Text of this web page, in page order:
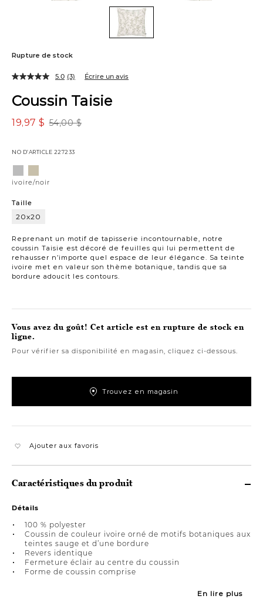
Rupture de stock
Coussin Taisie
54,00 $
19,97 $
NO D’ARTICLE 227233
Reprenant un motif de tapisserie incontournable, notre
coussin Taisie est décoré de feuilles qui lui permettent de
rehausser n’importe quel espace de leur élégance. Sa teinte
ivoire met en valeur son thème botanique, tandis que sa
bordure adoucit les contours.
5.0 (3) Écrire un avis
Variations
ivoire/noir
Taille
20x20
Vous avez du goût! Cet article est en rupture de stock en
ligne.
Pour vérifier sa disponibilité en magasin, cliquez ci-dessous.
Trouvez en magasin
Ajouter aux favoris
Caractéristiques du produit
Détails
100 % polyester
Coussin de couleur ivoire orné de motifs botaniques aux
teintes sauge et d’une bordure
Revers identique
Fermeture éclair au centre du coussin
Forme de coussin comprise
En lire plus